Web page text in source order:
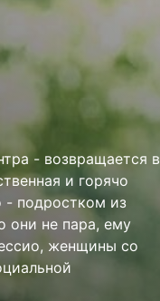
- возвращается в
и горячо
- подростком из
они не пара, ему
женщины со